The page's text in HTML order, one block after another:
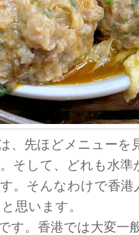
、先ほどメニューを
そして、どれも水準
。そんなわけで香港
思います。
す。香港では大変一